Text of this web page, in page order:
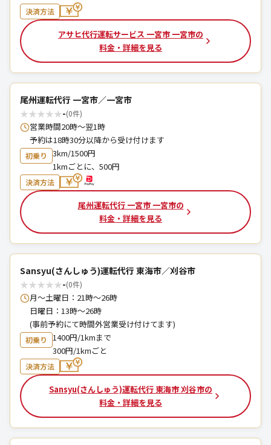
決済方法
アサヒ代行運転サービス 一宮市 一宮市の
料金・詳細を見る
尾州運転代行 一宮市／一宮市
★★★★★-(0件)
営業時間20時～翌1時
予約は18時30分以降から受け付けます
初乗り
3km/1500円
1kmごとに、500円
決済方法
尾州運転代行 一宮市 一宮市の
料金・詳細を見る
Sansyu(さんしゅう)運転代行 東海市／刈谷市
★★★★★-(0件)
月～土曜日：21時～26時
日曜日：13時～26時
(事前予約にて時間外営業受け付けてます)
初乗り
1400円/1kmまで
300円/1kmごと
決済方法
Sansyu(さんしゅう)運転代行 東海市 刈谷市の
料金・詳細を見る